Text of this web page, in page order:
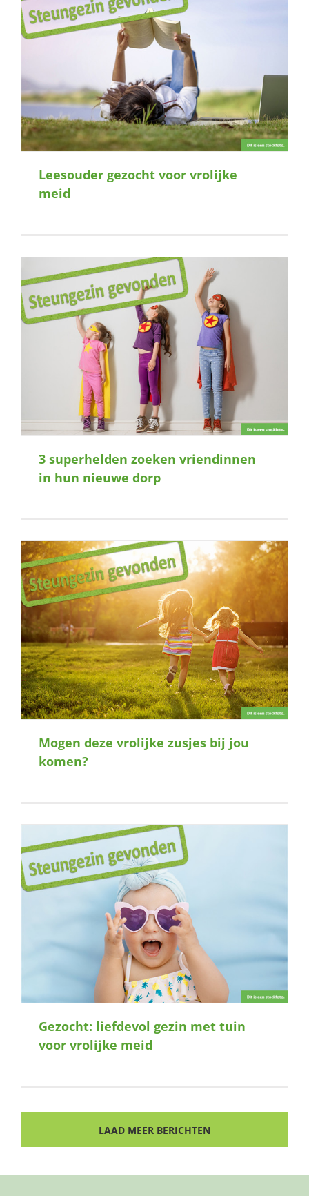
Leesouder gezocht voor vrolijke
meid
3 superhelden zoeken vriendinnen
in hun nieuwe dorp
Mogen deze vrolijke zusjes bij jou
komen?
Gezocht: liefdevol gezin met tuin
voor vrolijke meid
LAAD MEER BERICHTEN